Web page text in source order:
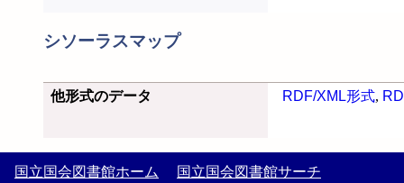
シソーラスマップ
他形式のデータ RDF/XML形式,
国立国会図書館ホーム 国立国会図書館サーチ